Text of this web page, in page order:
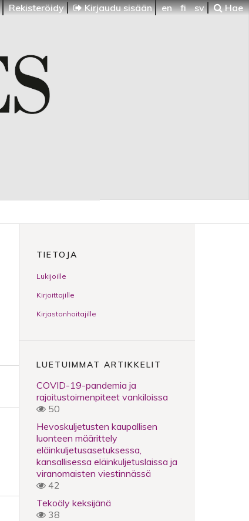
Rekisteröidy Kirjaudu sisään en fi sv Hae
TIETOJA
Lukijoille
Kirjoittajille
Kirjastonhoitajille
LUETUIMMAT ARTIKKELIT
COVID-19-pandemia ja
rajoitustoimenpiteet vankiloissa
50
Hevoskuljetusten kaupallisen
luonteen määrittely
eläinkuljetusasetuksessa,
kansallisessa eläinkuljetuslaissa ja
viranomaisten viestinnässä
42
Tekoäly keksijänä
38